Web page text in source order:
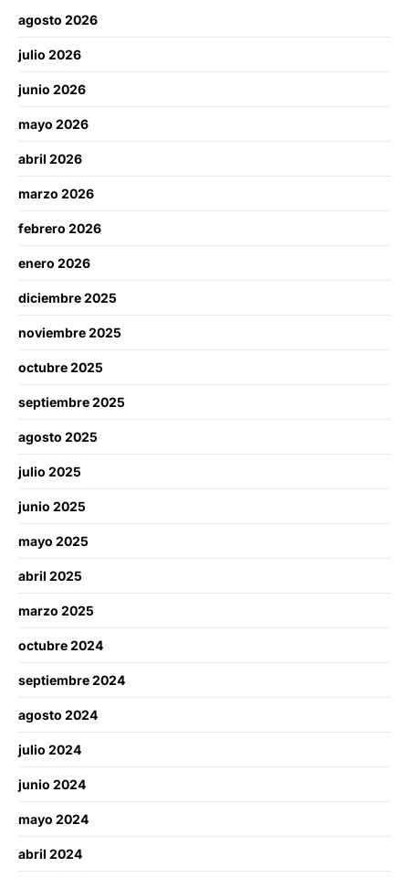
agosto 2026
julio 2026
junio 2026
mayo 2026
abril 2026
marzo 2026
febrero 2026
enero 2026
diciembre 2025
noviembre 2025
octubre 2025
septiembre 2025
agosto 2025
julio 2025
junio 2025
mayo 2025
abril 2025
marzo 2025
octubre 2024
septiembre 2024
agosto 2024
julio 2024
junio 2024
mayo 2024
abril 2024